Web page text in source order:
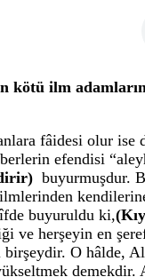
kötü ilm
fâidesi olur
efendisi
buyurmuşdur.
ilmlerinden
buyuruldu ki,
ve herşeyin en
O hâlde,
demekdir.